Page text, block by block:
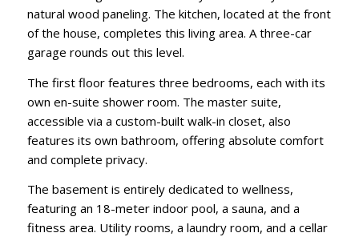
natural wood paneling. The kitchen, located at the front
of the house, completes this living area. A three-car
garage rounds out this level.
The first floor features three bedrooms, each with its
own en-suite shower room. The master suite,
accessible via a custom-built walk-in closet, also
features its own bathroom, offering absolute comfort
and complete privacy.
The basement is entirely dedicated to wellness,
featuring an 18-meter indoor pool, a sauna, and a
fitness area. Utility rooms, a laundry room, and a cellar